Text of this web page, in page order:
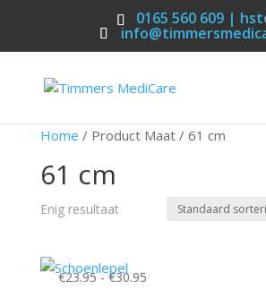
0165 560 609 |
Home / Product Maat / 61 cm
61 cm
Enig resultaat
€23.95 - €30.95Prijsklasse: